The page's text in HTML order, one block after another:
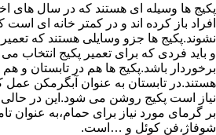
پکیج ها وسیله ای هستند که در سال های
افراد باز کرده اند و در کمتر خانه ای است
نشوند.پکیج ها جزو وسایلی هستند که
و باید فردی که برای تعمیر پکیج انتخاب می
برخوردار باشد.پکیج ها هم در تابستان و
هستند.در تابستان به عنوان آبگرمکن عمل
نیاز است پکیج روشن می شود.این در
بر گرمای مورد نیاز برای حمام،به عنوان
شوفاژ،فن کوئل و …است.